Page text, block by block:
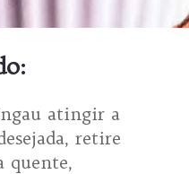
atingir a
retire
quente,